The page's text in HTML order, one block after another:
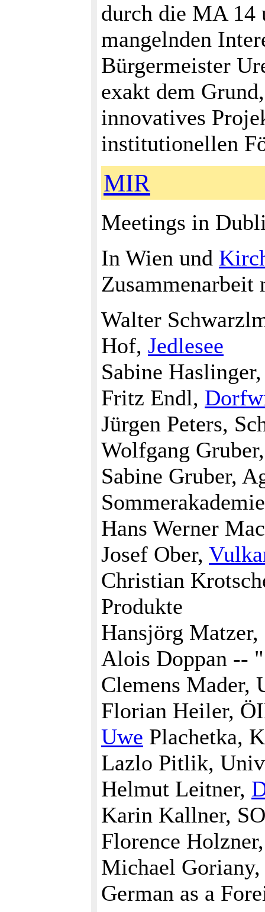
durch die MA 14
mangelnden
Bürgermeister
exakt dem
innovatives
institutionellen
MIR
Meetings in
In Wien und
Zusammenarbeit
Walter
Hof, Jedlesee
Sabine
Fritz Endl,
Jürgen Peters,
Wolfgang
Sabine Gruber,
Sommerakademie
Hans Werner
Josef Ober,
Christian
Produkte
Hansjörg
Alois Doppan --
Clemens Mader,
Florian Heiler,
Uwe Plachetka,
Lazlo Pitlik,
Helmut Leitner,
Karin Kallner,
Florence
Michael
German as a